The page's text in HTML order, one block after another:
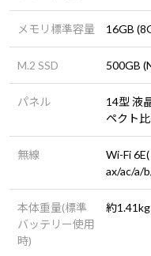
メモリ標準容量 16GB
M.2 SSD 500GB
パネル
14型 液
ペクト
無線
Wi-Fi
ax/ac/a/
本体重量(標準
バッテリー使用
時)
約1.41kg